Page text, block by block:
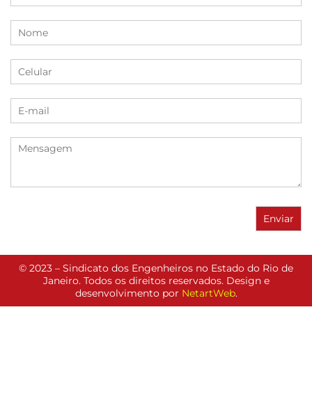
© 2023 – Sindicato dos Engenheiros no Estado do Rio de
Janeiro. Todos os direitos reservados. Design e
desenvolvimento por NetartWeb.